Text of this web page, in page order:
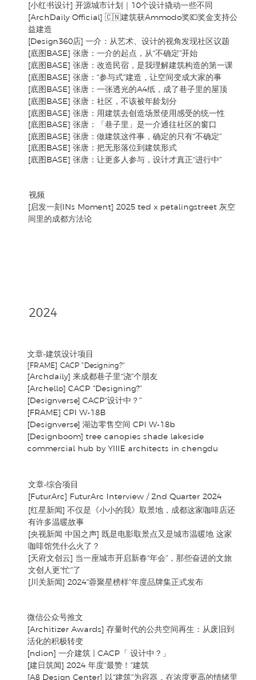
[小红书设计] ​开源城市计划｜10个设计撬动一些不同
[ArchDaily Official] ​🇨🇳建筑获Ammodo奖💶奖金支持公
益建造
[Design360店] ​一介：从艺术、设计的视角发现社区议题
[底图BASE] 张唐：一介的起点，从“不确定”开始
[底图BASE] 张唐：改造民宿，是我理解建筑构造的第一课
[底图BASE] 张唐：“参与式”建造，让空间变成大家的事
[底图BASE] 张唐：一张透光的A4纸，成了巷子里的屋顶
[底图BASE] 张唐：社区，不该被年龄划分
[底图BASE] 张唐：用建筑去创造场景使用感受的统一性
[底图BASE] 张唐：「巷子里」是一介通往社区的窗口
[底图BASE] 张唐：做建筑这件事，确定的只有“不确定”
[底图BASE] 张唐：把无形落位到建筑形式
[底图BASE] 张唐：让更多人参与，设计才真正“进行中”
​视频
[启发一刻INs Moment] 2025 ted x petalingstreet 灰空
间里的成都方法论
2024
文章-建筑设计项目
[FRAME] CACP "Designing?"
[Archdaily] 来成都巷子里“浇”个朋友
[Archello] ​CACP "Designing?"
[Designverse] ​CACP“设计中？”
[FRAME] ​CPI W-18B
[Designverse] ​湖边零售空间 CPI W-18b
[Designboom] ​tree canopies shade lakeside
commercial hub by YIIIE architects in chengdu
文章-综合项目
[FuturArc] FuturArc Interview / 2nd Quarter 2024
[红星新闻] 不仅是《小小的我》取景地，成都这家咖啡店还
有许多温暖故事
[央视新闻 中国之声] 既是电影取景点又是城市温暖地 这家
咖啡馆凭什么火了？
[天府文创云] 当一座城市开启新春“年会”，那些奋进的文旅
文创人更“忙”了
[川关新闻] 2024“蓉聚星榜样”年度品牌集正式发布
​微信公众号推文
[Architizer Awards] 存量时代的公共空间再生：从废旧到
活化的积极转变
[ndion] ⼀介建筑 | CACP「 设计中？」
[建日筑闻] 2024 年度“最赞！”建筑
[A8 Design Center] 以“建筑”为容器，在浓度更高的情绪里